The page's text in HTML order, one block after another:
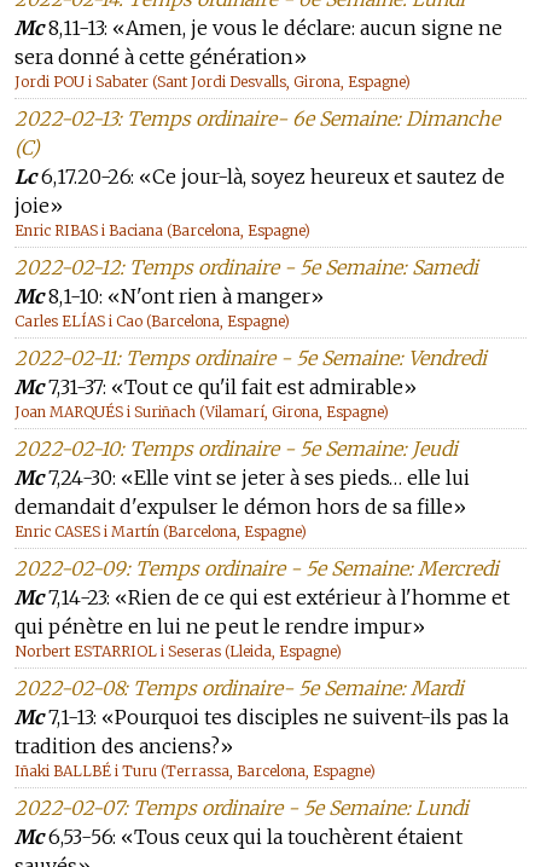
Mc8,11-13: «Amen, je vous le déclare: aucun signe ne
sera donné à cette génération»
Jordi POU i Sabater (Sant Jordi Desvalls, Girona, Espagne)
2022-02-13: Temps ordinaire- 6e Semaine: Dimanche
(C)
Lc6,17.20-26: «Ce jour-là, soyez heureux et sautez de
joie»
Enric RIBAS i Baciana (Barcelona, Espagne)
2022-02-12: Temps ordinaire - 5e Semaine: Samedi
Mc8,1-10: «N'ont rien à manger»
Carles ELÍAS i Cao (Barcelona, Espagne)
2022-02-11: Temps ordinaire - 5e Semaine: Vendredi
Mc7,31-37: «Tout ce qu'il fait est admirable»
Joan MARQUÉS i Suriñach (Vilamarí, Girona, Espagne)
2022-02-10: Temps ordinaire - 5e Semaine: Jeudi
Mc7,24-30: «Elle vint se jeter à ses pieds… elle lui
demandait d'expulser le démon hors de sa fille»
Enric CASES i Martín (Barcelona, Espagne)
2022-02-09: Temps ordinaire - 5e Semaine: Mercredi
Mc7,14-23: «Rien de ce qui est extérieur à l'homme et
qui pénètre en lui ne peut le rendre impur»
Norbert ESTARRIOL i Seseras (Lleida, Espagne)
2022-02-08: Temps ordinaire- 5e Semaine: Mardi
Mc7,1-13: «Pourquoi tes disciples ne suivent-ils pas la
tradition des anciens?»
Iñaki BALLBÉ i Turu (Terrassa, Barcelona, Espagne)
2022-02-07: Temps ordinaire - 5e Semaine: Lundi
Mc6,53-56: «Tous ceux qui la touchèrent étaient